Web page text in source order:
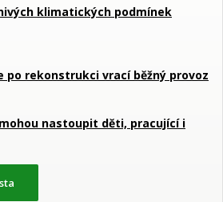
klimatických podmínek
po rekonstrukci vrací běžný provoz
nastoupit děti, pracující i